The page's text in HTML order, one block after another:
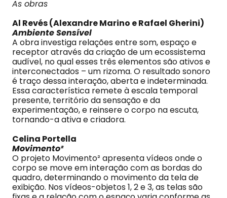
As obras
Al Revés (Alexandre Marino e Rafael Gherini)
Ambiente Sensível
A obra investiga relações entre som, espaço e
receptor através da criação de um ecossistema
audível, no qual esses três elementos são ativos e
interconectados – um rizoma. O resultado sonoro
é traço dessa interação, aberta e indeterminada.
Essa característica remete à escala temporal
presente, território da sensação e da
experimentação, e reinsere o corpo na escuta,
tornando-a ativa e criadora.
Celina Portella
Movimento²
O projeto Movimento² apresenta vídeos onde o
corpo se move em interação com as bordas do
quadro, determinando o movimento da tela de
exibição. Nos vídeos-objetos 1, 2 e 3, as telas são